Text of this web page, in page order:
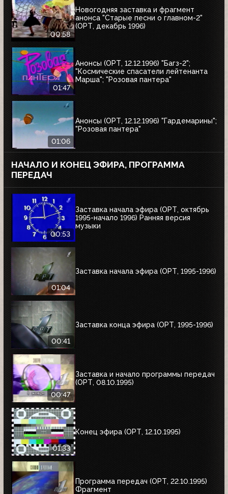
00:58
Новогодняя заставка и фрагмент
анонса "Старые песни о главном-2"
(ОРТ, декабрь 1996)
01:47
Анонсы (ОРТ, 12.12.1996) "Багз-2";
"Космические спасатели лейтенанта
Марша"; "Розовая пантера"
01:06
Анонсы (ОРТ, 12.12.1996) "Гардемарины";
"Розовая пантера"
НАЧАЛО И КОНЕЦ ЭФИРА, ПРОГРАММА
ПЕРЕДАЧ
00:53
Заставка начала эфира (ОРТ, октябрь
1995-начало 1996) Ранняя версия
музыки
01:04
Заставка начала эфира (ОРТ, 1995-1996)
00:41
Заставка конца эфира (ОРТ, 1995-1996)
00:47
Заставка и начало программы передач
(ОРТ, 08.10.1995)
01:33
Конец эфира (ОРТ, 12.10.1995)
Программа передач (ОРТ, 22.10.1995)
Фрагмент